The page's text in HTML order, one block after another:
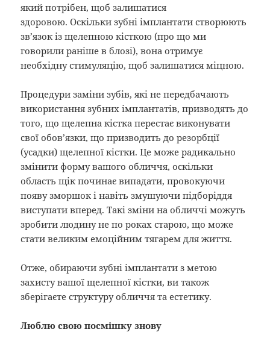
який потрібен, щоб залишатися
здоровою. Оскільки зубні імплантати створюють
зв’язок із щелепною кісткою (про що ми
говорили раніше в блозі), вона отримує
необхідну стимуляцію, щоб залишатися міцною.
Процедури заміни зубів, які не передбачають
використання зубних імплантатів, призводять до
того, що щелепна кістка перестає виконувати
свої обов’язки, що призводить до резорбції
(усадки) щелепної кістки. Це може радикально
змінити форму вашого обличчя, оскільки
область щік починає випадати, провокуючи
появу зморшок і навіть змушуючи підборіддя
виступати вперед. Такі зміни на обличчі можуть
зробити людину не по роках старою, що може
стати великим емоційним тягарем для життя.
Отже, обираючи зубні імплантати з метою
захисту вашої щелепної кістки, ви також
зберігаєте структуру обличчя та естетику.
Люблю свою посмішку знову